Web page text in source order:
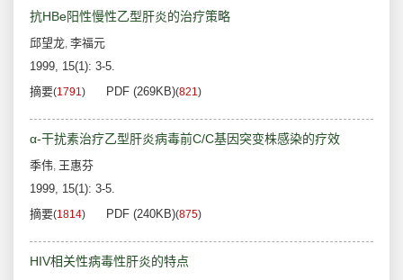
抗HBe阳性慢性乙型肝炎的治疗策略
邱望龙, 李福元
1999, 15(1): 3-5.
摘要(1791) PDF (269KB)(821)
α-干扰素治疗乙型肝炎病毒前C/C基因突变株感染的疗效
季伟, 王惠芬
1999, 15(1): 3-5.
摘要(1814) PDF (240KB)(875)
HIV相关性病毒性肝炎的特点